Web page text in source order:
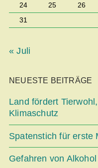
24 25 26
31
« Juli
NEUESTE BEITRÄGE
Land fördert
Klimaschutz
Spatenstich für erste
Gefahren von